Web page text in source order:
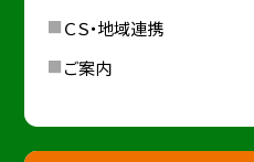
ＣＳ・地域連携
ご案内